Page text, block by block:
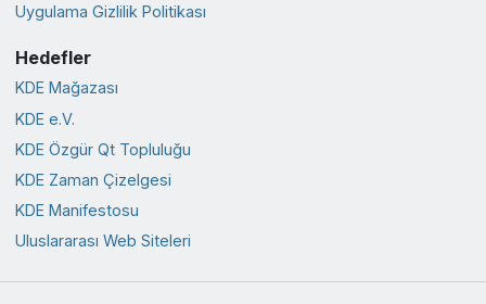
Uygulama Gizlilik Politikası
Hedefler
KDE Mağazası
KDE e.V.
KDE Özgür Qt Topluluğu
KDE Zaman Çizelgesi
KDE Manifestosu
Uluslararası Web Siteleri